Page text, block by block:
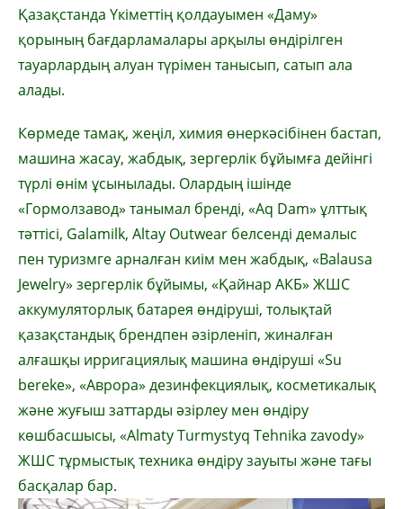
Қазақстанда Үкіметтің қолдауымен «Даму»
қорының бағдарламалары арқылы өндірілген
тауарлардың алуан түрімен танысып, сатып ала
алады.
Көрмеде тамақ, жеңіл, химия өнеркәсібінен бастап,
машина жасау, жабдық, зергерлік бұйымға дейінгі
түрлі өнім ұсынылады. Олардың ішінде
«Гормолзавод» танымал бренді, «Аq Dam» ұлттық
тәттісі, Galamilk, Altay Outwear белсенді демалыс
пен туризмге арналған киім мен жабдық, «Balausa
Jewelry» зергерлік бұйымы, «Қайнар АКБ» ЖШС
аккумуляторлық батарея өндіруші, толықтай
қазақстандық брендпен әзірленіп, жиналған
алғашқы ирригациялық машина өндіруші «Su
bereke», «Аврора» дезинфекциялық, косметикалық
және жуғыш заттарды әзірлеу мен өндіру
көшбасшысы, «Almaty Turmystyq Tehnika zavody»
ЖШС тұрмыстық техника өндіру зауыты және тағы
басқалар бар.